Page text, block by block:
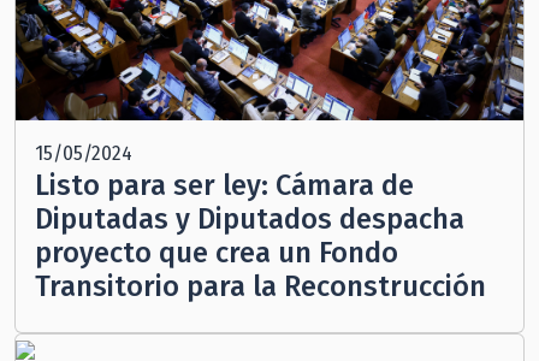
15/05/2024
Listo para ser ley: Cámara de
Diputadas y Diputados despacha
proyecto que crea un Fondo
Transitorio para la Reconstrucción